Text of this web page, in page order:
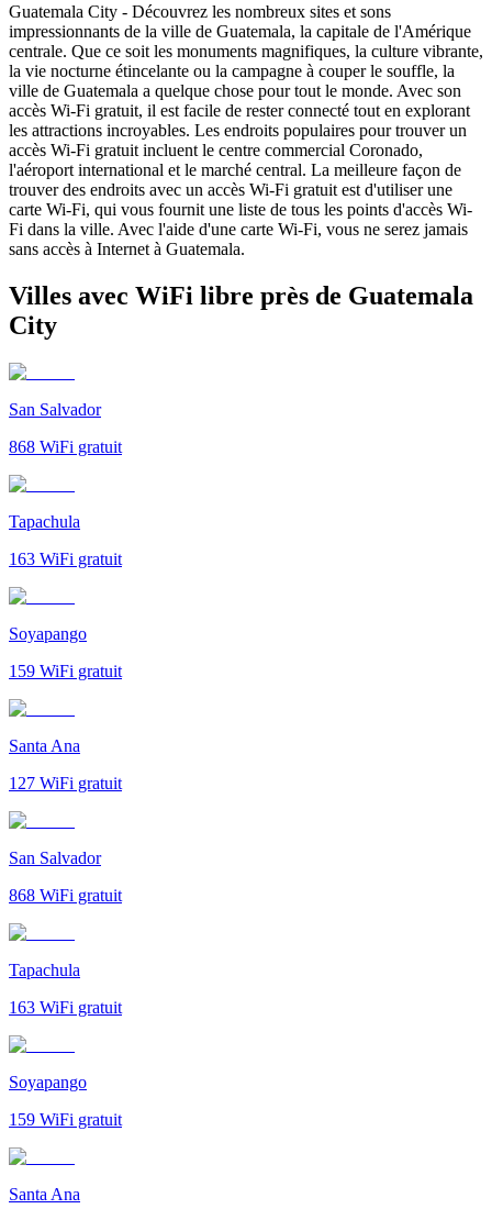
Guatemala City - Découvrez les nombreux sites et sons
impressionnants de la ville de Guatemala, la capitale de l'Amérique
centrale. Que ce soit les monuments magnifiques, la culture vibrante,
la vie nocturne étincelante ou la campagne à couper le souffle, la
ville de Guatemala a quelque chose pour tout le monde. Avec son
accès Wi-Fi gratuit, il est facile de rester connecté tout en explorant
les attractions incroyables. Les endroits populaires pour trouver un
accès Wi-Fi gratuit incluent le centre commercial Coronado,
l'aéroport international et le marché central. La meilleure façon de
trouver des endroits avec un accès Wi-Fi gratuit est d'utiliser une
carte Wi-Fi, qui vous fournit une liste de tous les points d'accès Wi-
Fi dans la ville. Avec l'aide d'une carte Wi-Fi, vous ne serez jamais
sans accès à Internet à Guatemala.
Villes avec WiFi libre près de Guatemala
City
San Salvador
868 WiFi gratuit
Tapachula
163 WiFi gratuit
Soyapango
159 WiFi gratuit
Santa Ana
127 WiFi gratuit
San Salvador
868 WiFi gratuit
Tapachula
163 WiFi gratuit
Soyapango
159 WiFi gratuit
Santa Ana